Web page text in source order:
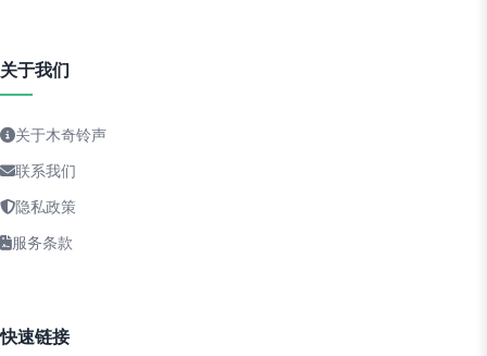
关于我们
关于木奇铃声
联系我们
隐私政策
服务条款
快速链接